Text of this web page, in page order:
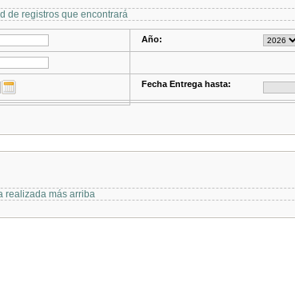
de registros que encontrará
Año:
Fecha Entrega hasta:
realizada más arriba